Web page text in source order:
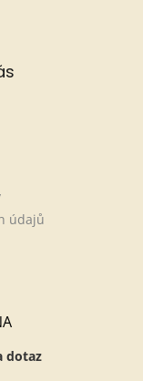
údajů
dotaz